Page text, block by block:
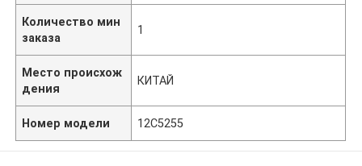
Количество мин
заказа
1
Место происхож
дения
КИТАЙ
Номер модели 12C5255